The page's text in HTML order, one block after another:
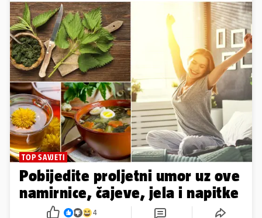
TOP SAVJETI
Pobijedite proljetni umor uz ove
namirnice, čajeve, jela i napitke
4